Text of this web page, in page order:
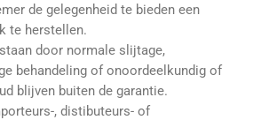
de gelegenheid te bieden een
te herstellen.
door normale slijtage,
behandeling of onoordeelkundig of
blijven buiten de garantie.
, distibuteurs- of